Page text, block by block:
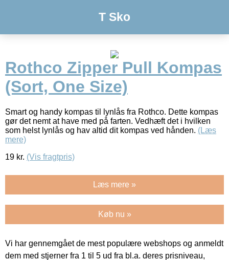
T Sko
Rothco Zipper Pull Kompas
(Sort, One Size)
Smart og handy kompas til lynlås fra Rothco. Dette kompas
gør det nemt at have med på farten. Vedhæft det i hvilken
som helst lynlås og hav altid dit kompas ved hånden. (Læs
mere)
19 kr. (Vis fragtpris)
Læs mere »
Køb nu »
Vi har gennemgået de mest populære webshops og anmeldt
dem med stjerner fra 1 til 5 ud fra bl.a. deres prisniveau,